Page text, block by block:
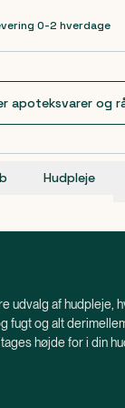
0-2 hverdage
Hudpleje
udvalg af hudpleje,
fugt og alt
højde for i din